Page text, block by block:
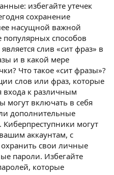
избегайте утечек
сохранение
насущной важной
способов
слив «сит фраз» в
и в какой мере
Что такое «сит фразы»?
слов или фраз, которые
входа к различным
могут включать в себя
дополнительные
могут
аккаунтам, с
свои личные
пароли. Избегайте
которые